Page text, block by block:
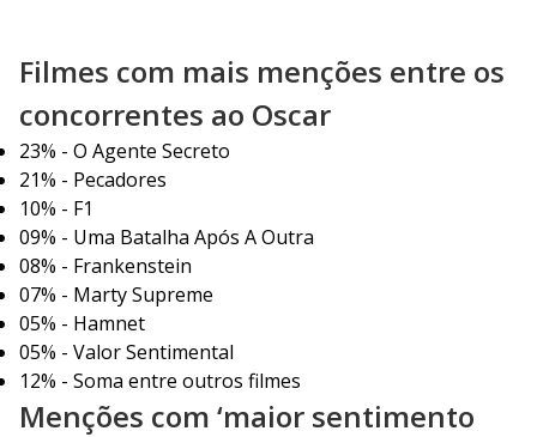
Filmes com mais menções entre os
concorrentes ao Oscar
23% - O Agente Secreto
21% - Pecadores
10% - F1
09% - Uma Batalha Após A Outra
08% - Frankenstein
07% - Marty Supreme
05% - Hamnet
05% - Valor Sentimental
12% - Soma entre outros filmes
Menções com ‘maior sentimento